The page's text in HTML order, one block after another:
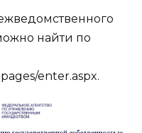
найти по
enter.aspx.